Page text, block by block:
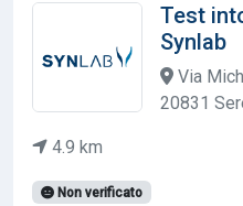
Test
Synlab
Via
20831
4.9 km
Non verificato